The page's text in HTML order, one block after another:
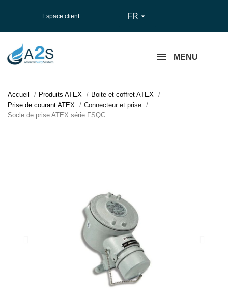
Espace client FR 
MENU
Accueil Produits ATEX
Boite et coffret ATEX
Prise de courant ATEX
Connecteur et prise
Socle de prise ATEX série FSQC